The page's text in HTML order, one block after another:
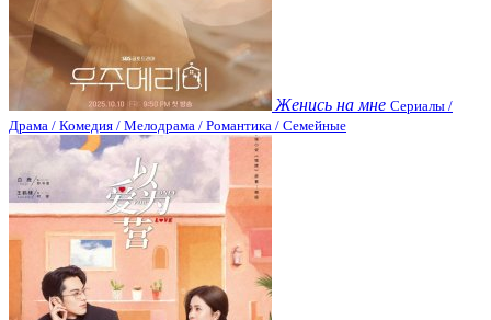
Женись на мне Сериалы /
Драма / Комедия / Мелодрама / Романтика / Семейные